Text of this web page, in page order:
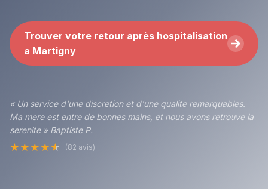
Trouver votre retour après hospitalisation
a Martigny
« Un service d'une discretion et d'une qualite remarquables.
Ma mere est entre de bonnes mains, et nous avons retrouve la
serenite » Baptiste P.
★ ★ ★ ★ ★ (82 avis)